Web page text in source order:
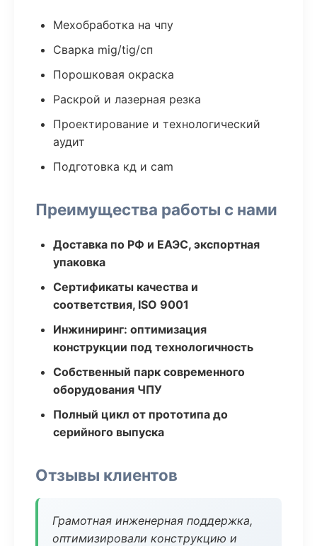
Мехобработка на чпу
Сварка mig/tig/сп
Порошковая окраска
Раскрой и лазерная резка
Проектирование и технологический
аудит
Подготовка кд и cam
Преимущества работы с нами
Доставка по РФ и ЕАЭС, экспортная
упаковка
Сертификаты качества и
соответствия, ISO 9001
Инжиниринг: оптимизация
конструкции под технологичность
Собственный парк современного
оборудования ЧПУ
Полный цикл от прототипа до
серийного выпуска
Отзывы клиентов
Грамотная инженерная поддержка,
оптимизировали конструкцию и